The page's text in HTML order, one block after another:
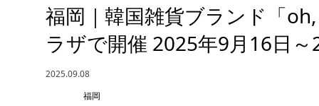
福岡｜韓国雑貨ブランド「
ラザで開催 2025年9月16日～
2025.09.08
福岡